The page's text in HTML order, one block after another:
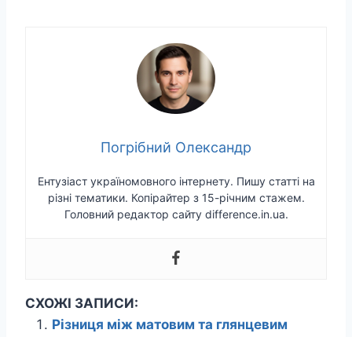
Погрібний Олександр
Ентузіаст україномовного інтернету. Пишу статті на
різні тематики. Копірайтер з 15-річним стажем.
Головний редактор сайту difference.in.ua.
СХОЖІ ЗАПИСИ:
Різниця між матовим та глянцевим